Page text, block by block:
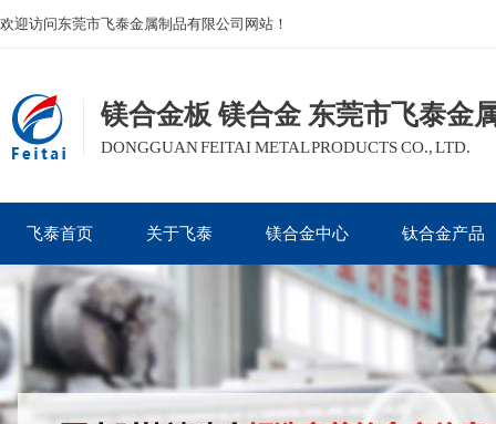
欢迎访问东莞市飞泰金属制品有限公司网站！
镁合金板 镁合金 东莞市飞泰金
DONGGUAN FEITAI METAL PRODUCTS CO., LTD.
飞泰首页 关于飞泰 镁合金中心 钛合金产品